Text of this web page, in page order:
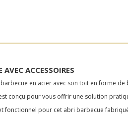
AVEC ACCESSOIRES
en acier avec son toit en forme
conçu pour vous offrir une solution
fonctionnel pour cet abri barbecue